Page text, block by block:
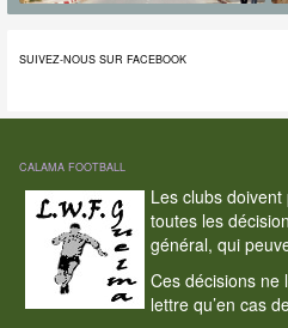
SUIVEZ-NOUS SUR FACEBOOK
CALAMA FOOTBALL
Les clubs
toutes les
général, qui
Ces décisions ne
lettre qu’en cas